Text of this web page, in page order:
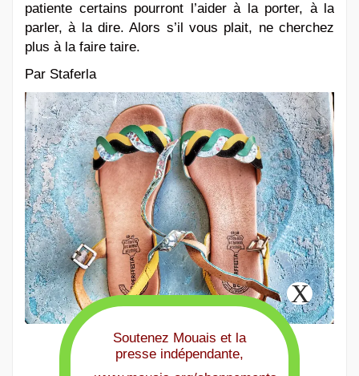
patiente certains pourront l’aider à la porter, à la
parler, à la dire. Alors s’il vous plait, ne cherchez
plus à la faire taire.
Par Staferla
Soutenez Mouais et la
presse indépendante,